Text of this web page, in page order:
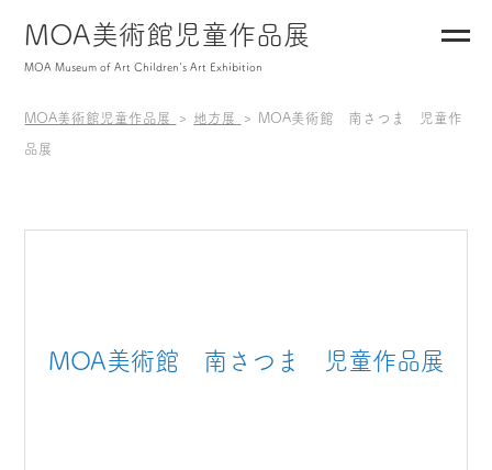
MOA美術館児童作品展
MOA Museum of Art Children's Art Exhibition
MOA美術館児童作品展 地方展 MOA美術館 南さつま 児童作
品展
MOA美術館 南さつま 児童作品展